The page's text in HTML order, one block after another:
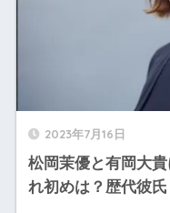
2023年7月16日
松岡茉優と有岡大
れ初めは？歴代彼氏